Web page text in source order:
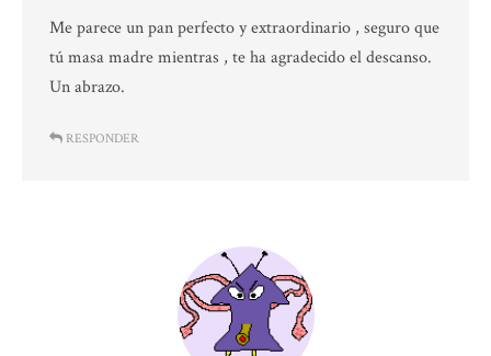
Me parece un pan perfecto y extraordinario , seguro que
tú masa madre mientras , te ha agradecido el descanso.
Un abrazo.
RESPONDER